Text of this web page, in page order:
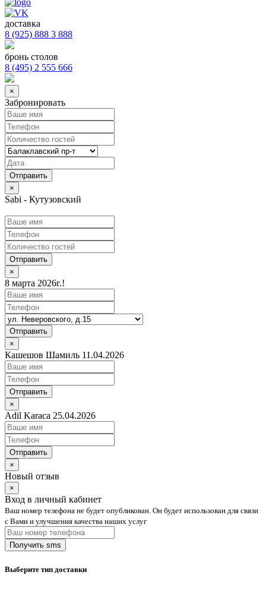
доставка
8 (925) 888 3 888
бронь столов
8 (495) 2 555 666
×
Забронировать
×
Sabi - Кутузовский
Отправить
×
8 марта 2026г.!
Отправить
×
Кашешов Шамиль 11.04.2026
Отправить
×
Adil Karaca 25.04.2026
Отправить
×
Новый отзыв
×
Вход в личный кабинет
Ваш номер телефона не будет опубликован. Он будет использован для связи
с Вами и улучшения качества наших услуг
Выберите тип доставки